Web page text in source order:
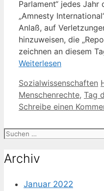
Parlament“ jedes Jahr
„Amnesty
Anlaß, auf
hinzuweisen, die
zeichnen an diesem
Weiterlesen
Kategorien
Sozialwissenschaften
Menschenrechte, Tag
Schreibe einen
Suche
Archiv
Januar 2022